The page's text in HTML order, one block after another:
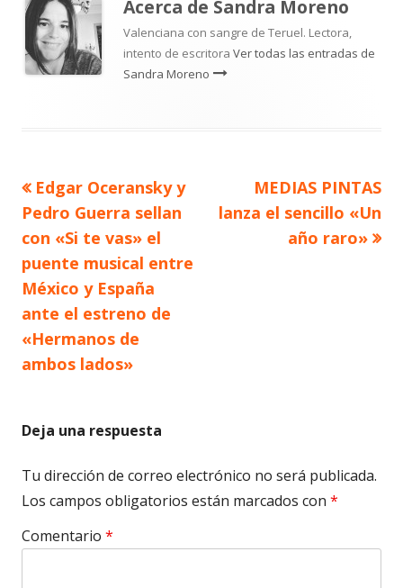
Acerca de Sandra Moreno
Valenciana con sangre de Teruel. Lectora,
intento de escritora Ver todas las entradas de
Sandra Moreno
Navegación
de
entradas
Artículo
anterior
Edgar Oceransky y
Pedro Guerra sellan
con «Si te vas» el
puente musical entre
México y España
ante el estreno de
«Hermanos de
ambos lados»
Artículo
siguiente
MEDIAS PINTAS
lanza el sencillo «Un
año raro»
Deja una respuesta
Tu dirección de correo electrónico no será publicada.
Los campos obligatorios están marcados con *
Comentario *